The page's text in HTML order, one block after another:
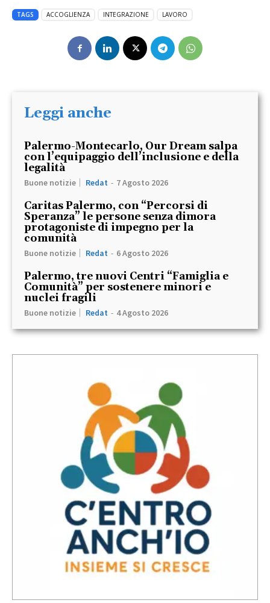
TAGS ACCOGLIENZA INTEGRAZIONE LAVORO
Leggi anche
Palermo-Montecarlo, Our Dream salpa
con l’equipaggio dell’inclusione e della
legalità
Buone notizie Redat - 7 Agosto 2026
Caritas Palermo, con “Percorsi di
Speranza” le persone senza dimora
protagoniste di impegno per la
comunità
Buone notizie Redat - 6 Agosto 2026
Palermo, tre nuovi Centri “Famiglia e
Comunità” per sostenere minori e
nuclei fragili
Buone notizie Redat - 4 Agosto 2026